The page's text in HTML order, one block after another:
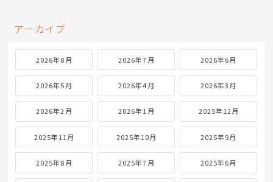
アーカイブ
2026年8月 2026年7月 2026年6月
2026年5月 2026年4月 2026年3月
2026年2月 2026年1月 2025年12月
2025年11月 2025年10月 2025年9月
2025年8月 2025年7月 2025年6月